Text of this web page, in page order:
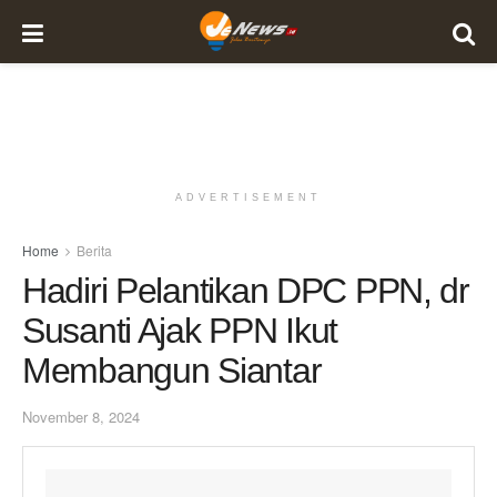
ADVERTISEMENT
Home Berita
Hadiri Pelantikan DPC PPN, dr
Susanti Ajak PPN Ikut
Membangun Siantar
November 8, 2024